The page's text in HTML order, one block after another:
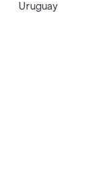
Uruguay